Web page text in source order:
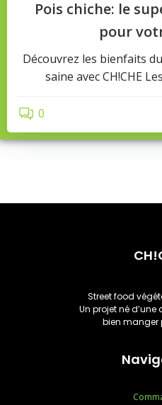
Pois chiche: le
pour
Découvrez les bienfaits
saine avec CH!CHE
0
Street food
Un projet né
bien manger